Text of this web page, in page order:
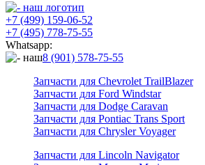
+7 (499) 159-06-52
+7 (495) 778-75-55
Whatsapp:
8 (901) 578-75-55
Запчасти для Chevrolet TrailBlazer
Запчасти для Ford Windstar
Запчасти для Dodge Caravan
Запчасти для Pontiac Trans Sport
Запчасти для Chrysler Voyager
Запчасти для Lincoln Navigator